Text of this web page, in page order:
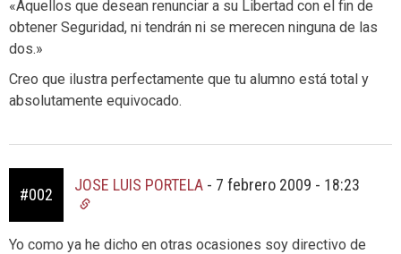
«Aquellos que desean renunciar a su Libertad con el fin de
obtener Seguridad, ni tendrán ni se merecen ninguna de las
dos.»
Creo que ilustra perfectamente que tu alumno está total y
absolutamente equivocado.
#002
JOSE LUIS PORTELA - 7 febrero 2009 - 18:23
Yo como ya he dicho en otras ocasiones soy directivo de